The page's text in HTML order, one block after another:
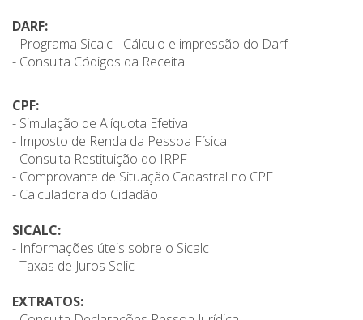
DARF:
- Programa Sicalc - Cálculo e impressão do Darf
- Consulta Códigos da Receita
CPF:
- Simulação de Alíquota Efetiva
- Imposto de Renda da Pessoa Física
- Consulta Restituição do IRPF
- Comprovante de Situação Cadastral no CPF
- Calculadora do Cidadão
SICALC:
- Informações úteis sobre o Sicalc
- Taxas de Juros Selic
EXTRATOS: